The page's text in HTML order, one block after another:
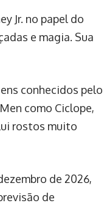
Jr. no papel do
e magia. Sua
conhecidos pelo
como Ciclope,
rostos muito
de 2026,
de